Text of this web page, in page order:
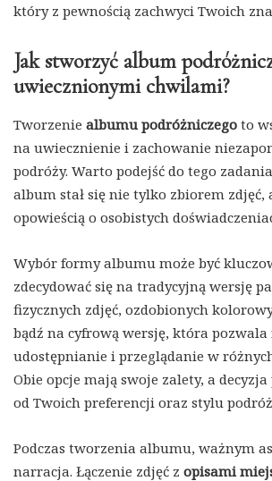
który z pewnością zachwyci Twoich
Jak stworzyć album
uwiecznionymi chwilami?
Tworzenie albumu podróżniczego to
na uwiecznienie i zachowanie
podróży. Warto podejść do tego
album stał się nie tylko zbiorem zdjęć,
opowieścią o osobistych
Wybór formy albumu może być
zdecydować się na tradycyjną wersję
fizycznych zdjęć, ozdobionych
bądź na cyfrową wersję, która pozwala
udostępnianie i przeglądanie w
Obie opcje mają swoje zalety, a
od Twoich preferencji oraz stylu
Podczas tworzenia albumu, ważnym
narracja. Łączenie zdjęć z opisami